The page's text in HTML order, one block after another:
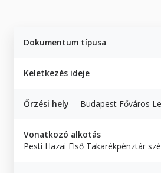
Dokumentum típusa
Keletkezés ideje
Őrzési hely Budapest Főváros
Vonatkozó alkotás
Pesti Hazai Első Takarékpénztár